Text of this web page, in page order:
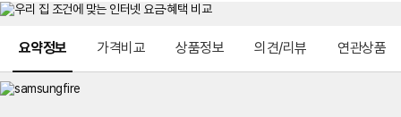
요약정보 가격비교 상품정보 의견/리뷰 연관상품